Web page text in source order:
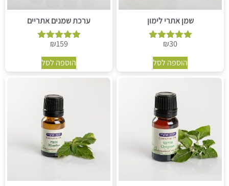
שמן אתרי לימון
דורג
מתוך 5
₪30
הוספה לסל
ערכת שמנים אתריים
דורג
מתוך 5
₪159
הוספה לסל